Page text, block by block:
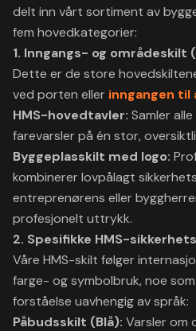
delt inn vårt sortiment av
fem hovedkategorier:
1. Inngangs- og områdeskilt
Dette er de store
ved porten eller inngangen til
HMS-hovedtavler: Samler
farevarsler på én stor,
Byggeplasskilt med logo:
kombinerer lovpålagt
entreprenørens eller
profesjonelt uttrykk.
2. Spesifikke HMS-
Våre HMS-skilt følger
farge- og symbolbruk, noe
forståelse uavhengig av språk:
Påbudsskilt (Blå): Varsler om